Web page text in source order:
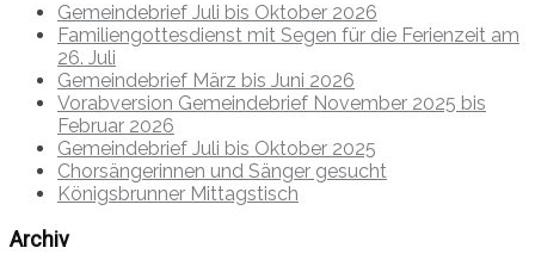
Gemeindebrief Juli bis Oktober 2026
Familiengottesdienst mit Segen für die Ferienzeit am
26. Juli
Gemeindebrief März bis Juni 2026
Vorabversion Gemeindebrief November 2025 bis
Februar 2026
Gemeindebrief Juli bis Oktober 2025
Chorsängerinnen und Sänger gesucht
Königsbrunner Mittagstisch
Archiv